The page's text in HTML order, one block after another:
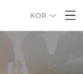
KOR